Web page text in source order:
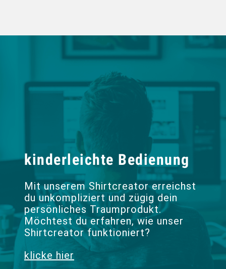
kinderleichte Bedienung
Mit unserem Shirtcreator erreichst
du unkompliziert und zügig dein
persönliches Traumprodukt.
Möchtest du erfahren, wie unser
Shirtcreator funktioniert?
klicke hier